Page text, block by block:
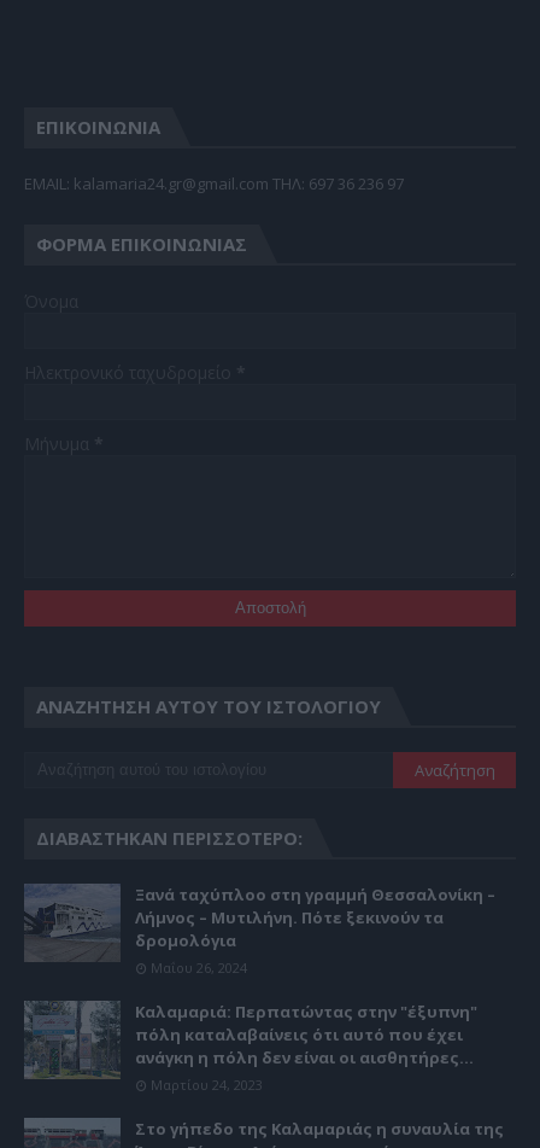
ΕΠΙΚΟΙΝΩΝΙΑ
EMAIL: kalamaria24.gr@gmail.com TΗΛ: 697 36 236 97
ΦΌΡΜΑ ΕΠΙΚΟΙΝΩΝΊΑΣ
ΑΝΑΖΉΤΗΣΗ ΑΥΤΟΎ ΤΟΥ ΙΣΤΟΛΟΓΊΟΥ
ΔΙΑΒΆΣΤΗΚΑΝ ΠΕΡΙΣΣΌΤΕΡΟ:
Ξανά ταχύπλοο στη γραμμή Θεσσαλονίκη –
Λήμνος – Μυτιλήνη. Πότε ξεκινούν τα
δρομολόγια
Μαΐου 26, 2024
Καλαμαριά: Περπατώντας στην "έξυπνη"
πόλη καταλαβαίνεις ότι αυτό που έχει
ανάγκη η πόλη δεν είναι οι αισθητήρες...
Μαρτίου 24, 2023
Στο γήπεδο της Καλαμαριάς η συναυλία της